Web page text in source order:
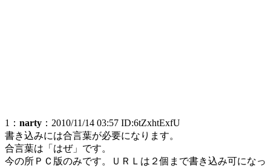
1： narty ：2010/11/14 03:57 ID:6tZxhtExfU
書き込みには合言葉が必要になります。
合言葉は「はぜ」です。
今の所ＰＣ版のみです。ＵＲＬは２個まで書き込み可になっ